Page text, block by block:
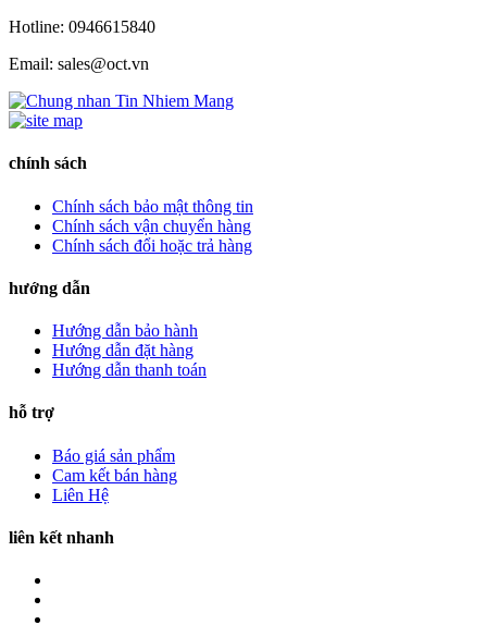
Hotline: 0946615840
Email: sales@oct.vn
chính sách
Chính sách bảo mật thông tin
Chính sách vận chuyển hàng
Chính sách đổi hoặc trả hàng
hướng dẫn
Hướng dẫn bảo hành
Hướng dẫn đặt hàng
Hướng dẫn thanh toán
hỗ trợ
Báo giá sản phẩm
Cam kết bán hàng
Liên Hệ
liên kết nhanh